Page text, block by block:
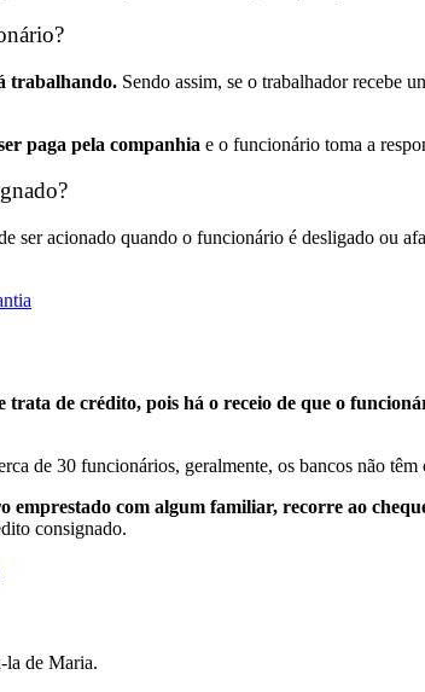
trabalhando. Sendo assim, se o trabalhador recebe
paga pela companhia e o funcionário toma a
ser acionado quando o funcionário é desligado ou
trata de crédito, pois há o receio de que o
de 30 funcionários, geralmente, os bancos não
emprestado com algum familiar, recorre ao
consignado.
la de Maria.